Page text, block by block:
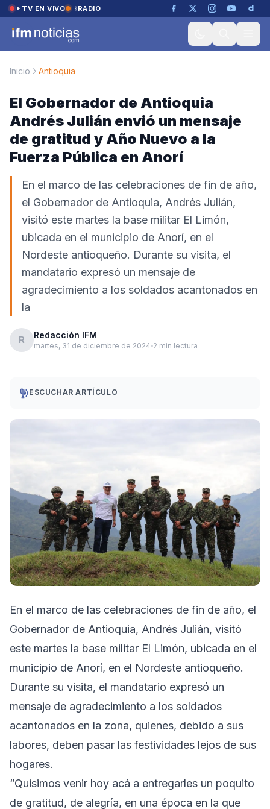
Saltar al contenido
TV EN VIVO RADIO
Inicio Antioquia
El Gobernador de Antioquia
Andrés Julián envió un mensaje
de gratitud y Año Nuevo a la
Fuerza Pública en Anorí
En el marco de las celebraciones de fin de año,
el Gobernador de Antioquia, Andrés Julián,
visitó este martes la base militar El Limón,
ubicada en el municipio de Anorí, en el
Nordeste antioqueño. Durante su visita, el
mandatario expresó un mensaje de
agradecimiento a los soldados acantonados en
la
R Redacción IFM
martes, 31 de diciembre de 2024 2 min lectura
ESCUCHAR ARTÍCULO
En el marco de las celebraciones de fin de año, el
Gobernador de Antioquia, Andrés Julián, visitó
este martes la base militar El Limón, ubicada en el
municipio de Anorí, en el Nordeste antioqueño.
Durante su visita, el mandatario expresó un
mensaje de agradecimiento a los soldados
acantonados en la zona, quienes, debido a sus
labores, deben pasar las festividades lejos de sus
hogares.
“Quisimos venir hoy acá a entregarles un poquito
de gratitud, de alegría, en una época en la que